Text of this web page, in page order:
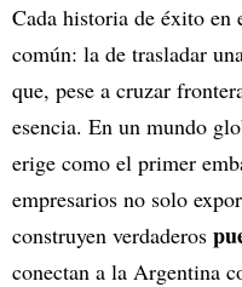
Cada historia de éxito en
común: la de trasladar
que, pese a cruzar
esencia. En un mundo
erige como el primer
empresarios no solo
construyen verdaderos
conectan a la Argentina